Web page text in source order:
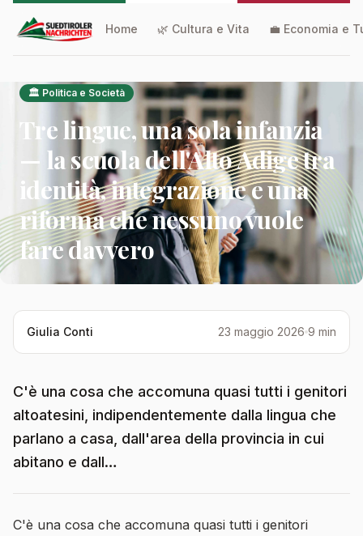
Home 🌿 Cultura e Vita 💼 Economia e
🏛️ Politica e Società
Tre lingue, una sola infanzia
— la scuola dell'Alto Adige tra
identità, integrazione e una
riforma che nessuno vuole
fare davvero
Giulia Conti 23 maggio 2026 9 min
C'è una cosa che accomuna quasi tutti i genitori
altoatesini, indipendentemente dalla lingua che
parlano a casa, dall'area della provincia in cui
abitano e dall…
C'è una cosa che accomuna quasi tutti i genitori